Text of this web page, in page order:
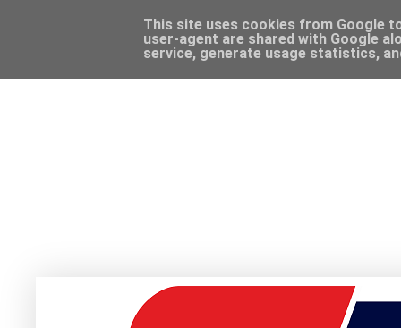
This site uses cookies from Google
user-agent are shared with Google
service, generate usage statistics,